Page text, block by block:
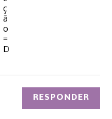
ç
ã
o
=
D
RESPONDER